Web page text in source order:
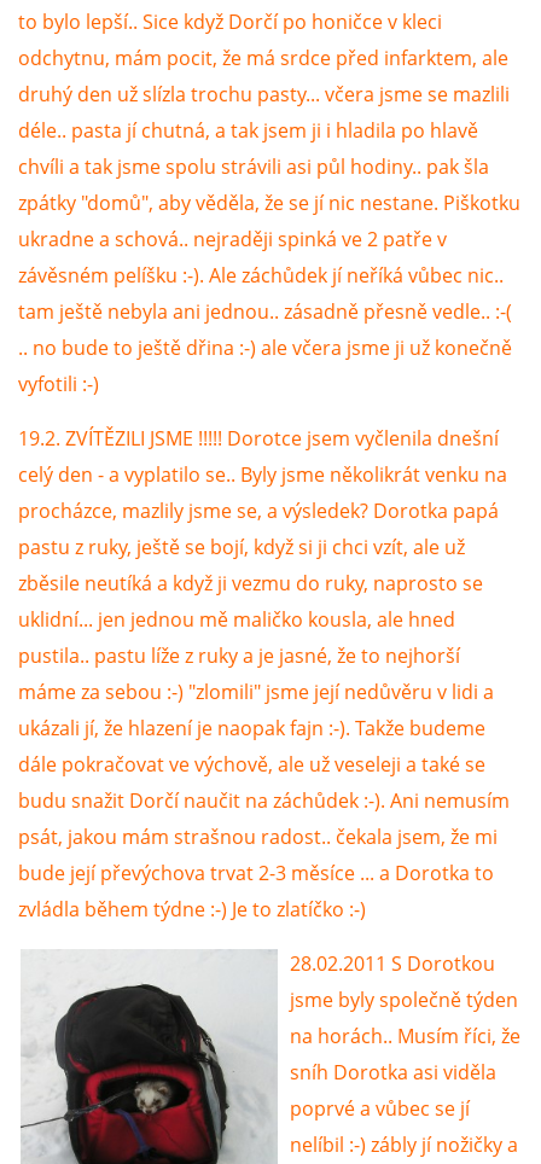
VÝROČNÍ ZPRÁVY
KONTAKT
JAK NÁM POMOCI
NATÁČENÍ V TELEVIZI
AKCE
SLUŽBY
HISTORIE - 2010 - 2020
Fretky Boleslav, z.s.
Trnová 15
602 692 130
WebSlice |Tisk|Aktualizováno: 1. 8. 2026
Nahoru ↑
to bylo lepší.. Sice když Dorčí po honičce v kleci
odchytnu, mám pocit, že má srdce před infarktem, ale
druhý den už slízla trochu pasty... včera jsme se mazlili
déle.. pasta jí chutná, a tak jsem ji i hladila po hlavě
chvíli a tak jsme spolu strávili asi půl hodiny.. pak šla
zpátky "domů", aby věděla, že se jí nic nestane. Piškotku
ukradne a schová.. nejraději spinká ve 2 patře v
závěsném pelíšku :-). Ale záchůdek jí neříká vůbec nic..
tam ještě nebyla ani jednou.. zásadně přesně vedle.. :-(
.. no bude to ještě dřina :-) ale včera jsme ji už konečně
vyfotili :-)
19.2. ZVÍTĚZILI JSME !!!!! Dorotce jsem vyčlenila dnešní
celý den - a vyplatilo se.. Byly jsme několikrát venku na
procházce, mazlily jsme se, a výsledek? Dorotka papá
pastu z ruky, ještě se bojí, když si ji chci vzít, ale už
zběsile neutíká a když ji vezmu do ruky, naprosto se
uklidní... jen jednou mě maličko kousla, ale hned
pustila.. pastu líže z ruky a je jasné, že to nejhorší
máme za sebou :-) "zlomili" jsme její nedůvěru v lidi a
ukázali jí, že hlazení je naopak fajn :-). Takže budeme
dále pokračovat ve výchově, ale už veseleji a také se
budu snažit Dorčí naučit na záchůdek :-). Ani nemusím
psát, jakou mám strašnou radost.. čekala jsem, že mi
bude její převýchova trvat 2-3 měsíce ... a Dorotka to
zvládla během týdne :-) Je to zlatíčko :-)
28.02.2011 S Dorotkou
jsme byly společně týden
na horách.. Musím říci, že
sníh Dorotka asi viděla
poprvé a vůbec se jí
nelíbil :-) zábly jí nožičky a